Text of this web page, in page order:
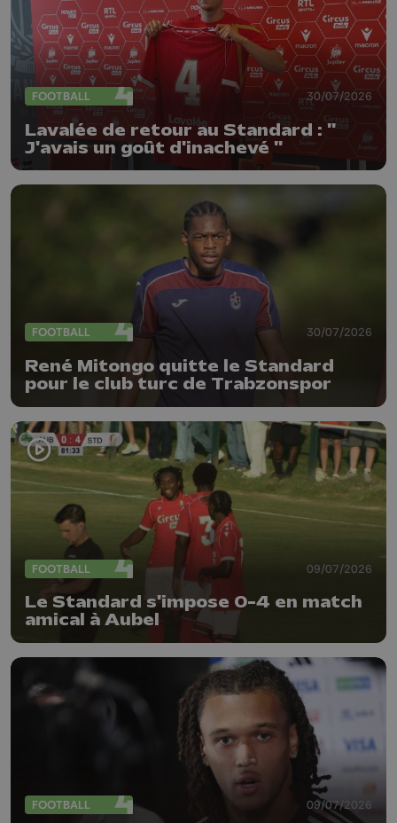
FOOTBALL 30/07/2026
Lavalée de retour au Standard : "
J'avais un goût d'inachevé "
FOOTBALL 30/07/2026
René Mitongo quitte le Standard
pour le club turc de Trabzonspor
FOOTBALL 09/07/2026
Le Standard s'impose 0-4 en match
amical à Aubel
FOOTBALL 09/07/2026